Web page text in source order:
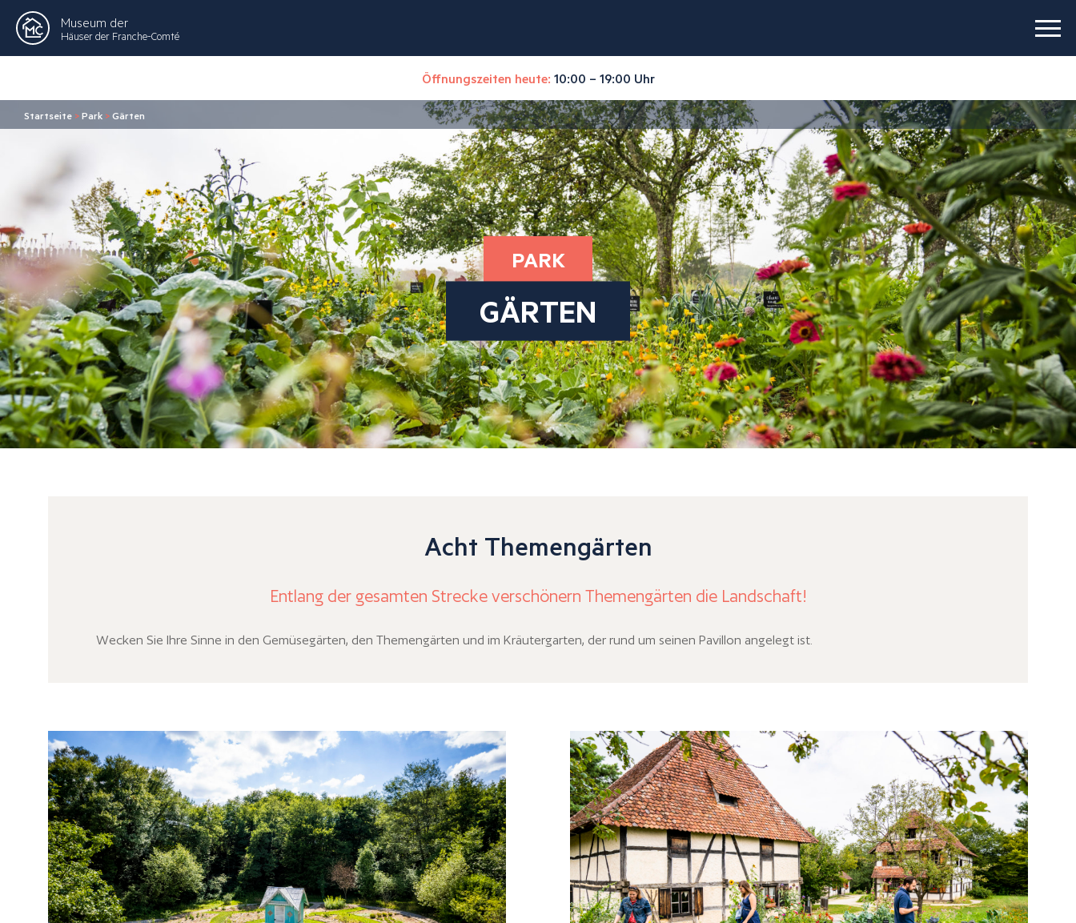
Museum der
Häuser der Franche-Comté
Öffnungszeiten heute: 10:00 – 19:00 Uhr
Startseite >Park >Gärten
PARK
GÄRTEN
Acht Themengärten
Entlang der gesamten Strecke verschönern Themengärten die Landschaft!
Wecken Sie Ihre Sinne in den Gemüsegärten, den Themengärten und im Kräutergarten, der rund um seinen Pavillon angelegt ist.